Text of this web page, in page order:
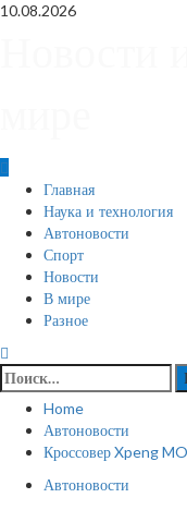
Skip
10.08.2026
Primary
Menu
Главная
Наука и технология
Автоновости
Спорт
Новости
В мире
Разное
Найти:
Home
Автоновости
Кроссовер Xpeng
Автоновости